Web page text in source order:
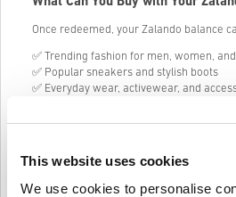
This website uses cookies
We use cookies to personalise
Once redeemed, your Zalando balance
✅ Trending fashion for men, women,
✅ Popular sneakers and stylish boots
✅ Everyday wear, activewear, and
Perfect for Every Occasion